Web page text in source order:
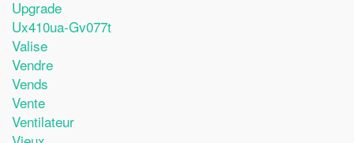
Upgrade
Ux410ua-Gv077t
Valise
Vendre
Vends
Vente
Ventilateur